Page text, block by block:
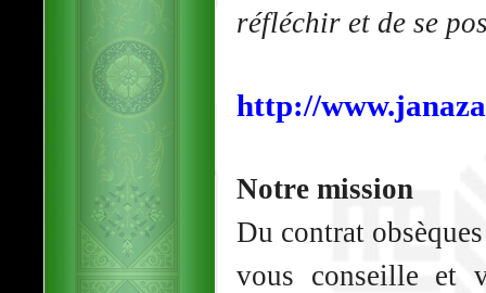
réfléchir et de se
http://
Notre mission
Du contrat
vous conseille et